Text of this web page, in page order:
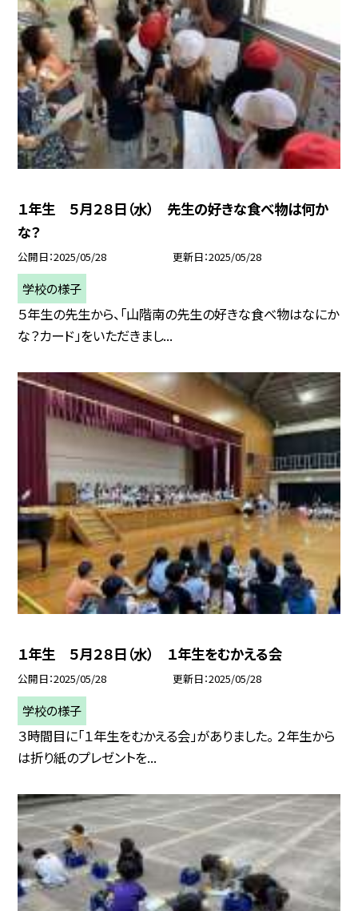
１年生 ５月２８日（水） 先生の好きな食べ物は何か
な？
公開日 2025/05/28 更新日 2025/05/28
学校の様子
５年生の先生から、「山階南の先生の好きな食べ物はなにか
な？カード」をいただきまし...
１年生 ５月２８日（水） １年生をむかえる会
公開日 2025/05/28 更新日 2025/05/28
学校の様子
３時間目に「１年生をむかえる会」がありました。 ２年生から
は折り紙のプレゼントを...